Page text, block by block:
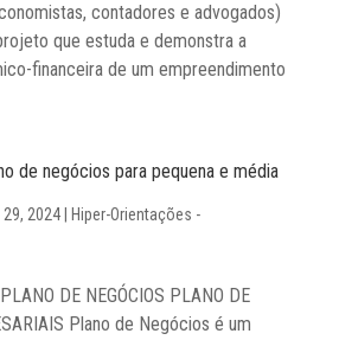
contadores e advogados)
que estuda e demonstra a
financeira de um empreendimento
de negócios para pequena e média
29, 2024|
Hiper-Orientações -
DE NEGÓCIOS PLANO DE
Plano de Negócios é um